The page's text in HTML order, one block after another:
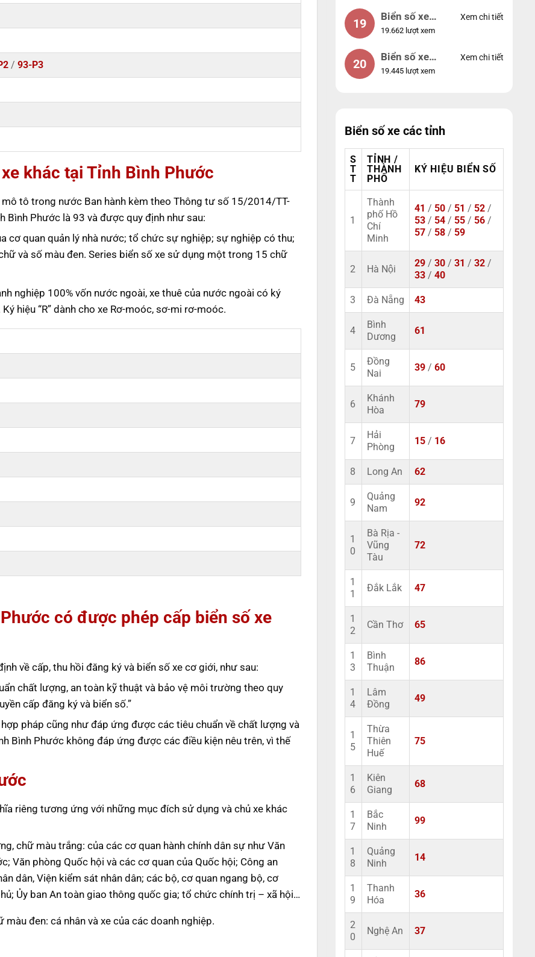
/ 93-P3
khác tại Tỉnh Bình Phước
tô trong nước Ban hành kèm theo Thông tư số 15/2014/TT-
Bình Phước là 93 và được quy định như sau:
cơ quan quản lý nhà nước; tổ chức sự nghiệp; sự nghiệp có thu;
và số màu đen. Series biển số xe sử dụng một trong 15 chữ
nghiệp 100% vốn nước ngoài, xe thuê của nước ngoài có ký
hiệu “R” dành cho xe Rơ-moóc, sơ-mi rơ-moóc.
có được phép cấp biển số xe
về cấp, thu hồi đăng ký và biển số xe cơ giới, như sau:
chất lượng, an toàn kỹ thuật và bảo vệ môi trường theo quy
cấp đăng ký và biển số.”
pháp cũng như đáp ứng được các tiêu chuẩn về chất lượng và
Bình Phước không đáp ứng được các điều kiện nêu trên, vì thế
riêng tương ứng với những mục đích sử dụng và chủ xe khác
chữ màu trắng: của các cơ quan hành chính dân sự như Văn
Văn phòng Quốc hội và các cơ quan của Quốc hội; Công an
dân, Viện kiểm sát nhân dân; các bộ, cơ quan ngang bộ, cơ
Ủy ban An toàn giao thông quốc gia; tổ chức chính trị – xã hội…
màu đen: cá nhân và xe của các doanh nghiệp.
19
Biển số xe
99998
19.662 lượt xem
Xem chi tiết
20
Biển số xe
25525
19.445 lượt xem
Xem chi tiết
Biển số xe các tỉnh
S
T
T
TỈNH /
THÀNH
PHỐ
KÝ HIỆU BIỂN SỐ
1
Thành
phố Hồ
Chí
Minh
41 / 50 / 51 / 52 /
53 / 54 / 55 / 56 /
57 / 58 / 59
2 Hà Nội
29 / 30 / 31 / 32 /
33 / 40
3 Đà Nẵng 43
4
Bình
Dương
61
5
Đồng
Nai
39 / 60
6
Khánh
Hòa
79
7
Hải
Phòng
15 / 16
8 Long An 62
9
Quảng
Nam
92
1
0
Bà Rịa -
Vũng
Tàu
72
1
1
Đắk Lắk 47
1
2
Cần Thơ 65
1
3
Bình
Thuận
86
1
4
Lâm
Đồng
49
1
5
Thừa
Thiên
Huế
75
1
6
Kiên
Giang
68
1
7
Bắc
Ninh
99
1
8
Quảng
Ninh
14
1
9
Thanh
Hóa
36
2
0
Nghệ An 37